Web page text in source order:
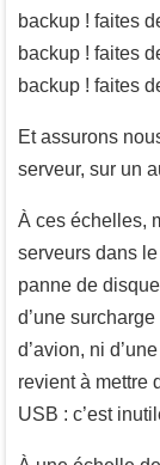
backup ! faites
backup ! faites
backup ! faites
Et assurons
serveur, sur un
À ces échelles,
serveurs dans
panne de
d’une
d’avion, ni
revient à mettre
USB : c’est